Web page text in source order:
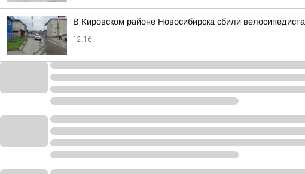
В Кировском районе Новосибирска сбили велосипедиста
12:16